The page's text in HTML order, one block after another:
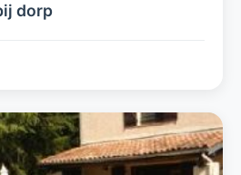
dorp